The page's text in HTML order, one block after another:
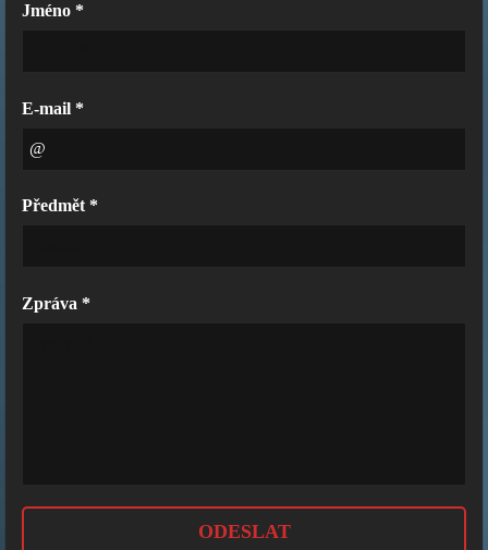
Jméno *
E-mail *
Předmět *
Zpráva *